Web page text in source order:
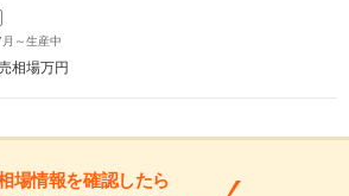
～生産中
相場万円
場情報を確認したら